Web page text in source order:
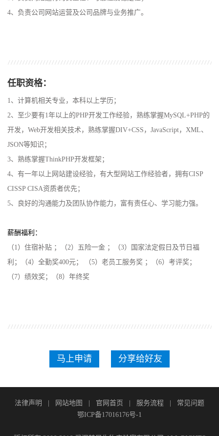
4、 负责公司网站运营及公司品牌与业务推广。
任职资格：
1、计算机相关专业，本科以上学历；
2、
至少要有1年以上的PHP开发工作经验， 熟练掌握MySQL+PHP的
开发，Web开发相关技术，熟练掌握DIV+CSS，JavaScript，XML、
JSON等知识 ；
3、 熟练掌握ThinkPHP开发框架 ；
4、 有一年以上网站建设经验，有大型网站工作经验者， 拥有CISP
CISSP CISA资质者优先；
5、良好的沟通能力及团队协作能力，富有责任心、学习能力强。
薪酬福利：
（1）住宿补贴 ；（2）五险一金 ；（3）国家法定假日及节日福
利；（4）全勤奖400元； （5）老员工服务奖 ；（6）考评奖；
（7）绩效奖；（8）年终奖
马上申请 分享给好友
法律声明 网站地图 官网首页 服务流程
常见问题
鄂ICP备17016176号-1